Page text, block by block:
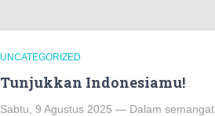
UNCATEGORIZED
Tunjukkan Indonesiamu!
Sabtu, 9 Agustus 2025 — Dalam semangat